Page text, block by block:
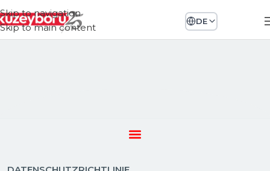
Skip to navigation
Skip to main content
DE